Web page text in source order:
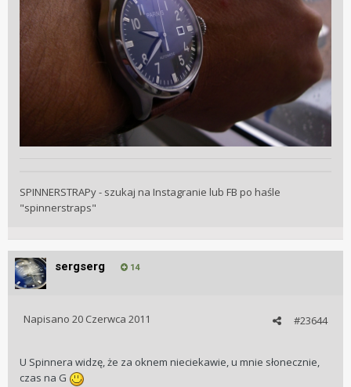
SPINNERSTRAPy - szukaj na Instagranie lub FB po haśle
"spinnerstraps"
sergserg 14
#23644
Napisano 20 Czerwca 2011
U Spinnera widzę, że za oknem nieciekawie, u mnie słonecznie,
czas na G